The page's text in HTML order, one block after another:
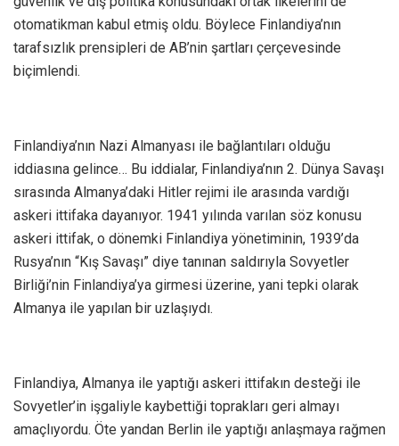
otomatikman kabul etmiş oldu. Böylece Finlandiya’nın
tarafsızlık prensipleri de AB’nin şartları çerçevesinde
biçimlendi.
Finlandiya’nın Nazi Almanyası ile bağlantıları olduğu
iddiasına gelince… Bu iddialar, Finlandiya’nın 2. Dünya Savaşı
sırasında Almanya’daki Hitler rejimi ile arasında vardığı
askeri ittifaka dayanıyor. 1941 yılında varılan söz konusu
askeri ittifak, o dönemki Finlandiya yönetiminin, 1939’da
Rusya’nın “Kış Savaşı” diye tanınan saldırıyla Sovyetler
Birliği’nin Finlandiya’ya girmesi üzerine, yani tepki olarak
Almanya ile yapılan bir uzlaşıydı.
Finlandiya, Almanya ile yaptığı askeri ittifakın desteği ile
Sovyetler’in işgaliyle kaybettiği toprakları geri almayı
amaçlıyordu. Öte yandan Berlin ile yaptığı anlaşmaya rağmen